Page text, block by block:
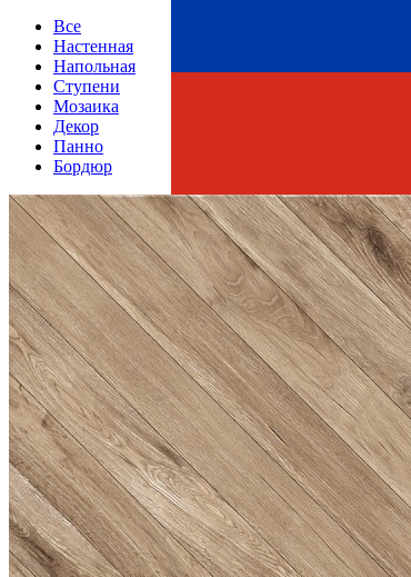
Страна производства
ПроизводительGracia Ceramica
КоллекцияGracia Ceramica LIBERTY
Тип плиткиНастенная
Размеры
Размеры25х60 см
Толщина9 мм
Ширина25 см
Длина60 см
Площадь в упаковке1.2 кв. м.
Количество в коробке, шт.8
Свойства
НазначениеХолл и прихожая, Ванная комната, Кухня
МатериалКерамика
ПоверхностьГлянцевая/Полированная, Ровная
ЦветСветло-серый
Имитация поверхностиКамень
Все
Настенная
Напольная
Ступени
Мозаика
Декор
Панно
Бордюр